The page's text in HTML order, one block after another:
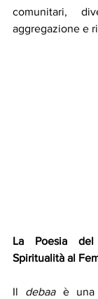
comunitari,
aggregazione e
La Poesia
Spiritualità al
Il debaa è una